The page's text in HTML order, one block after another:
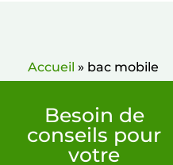
Accueil » bac mobile
Besoin de
conseils pour
votre